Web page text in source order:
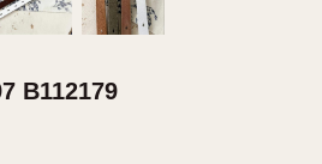
B112179